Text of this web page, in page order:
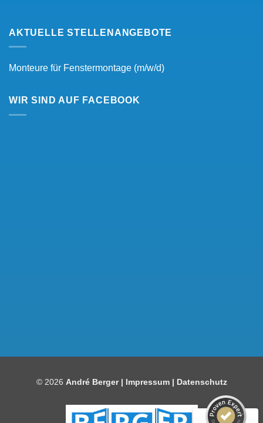
AKTUELLE STELLENANGEBOTE
Monteure für Fenstermontage (m/w/d)
WIR SIND AUF FACEBOOK
© 2026 André Berger | Impressum| Datenschutz
Empfehlungen auf